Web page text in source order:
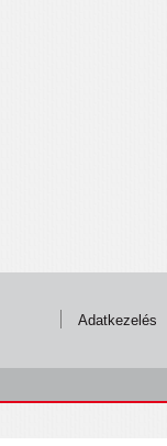
Adatkezelés